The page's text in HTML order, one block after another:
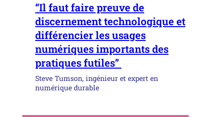
“Il faut faire preuve de
discernement technologique et
différencier les usages
numériques importants des
pratiques futiles”
Steve Tumson, ingénieur et expert en
numérique durable